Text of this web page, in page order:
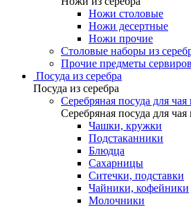
Ножи столовые
Ножи десертные
Ножи прочие
Столовые наборы из
Прочие предметы
Посуда из серебра
Посуда из серебра
Серебряная посуда для чая
Серебряная посуда для чая
Чашки, кружки
Подстаканники
Блюдца
Сахарницы
Ситечки, подставки
Чайники, кофейники
Молочники